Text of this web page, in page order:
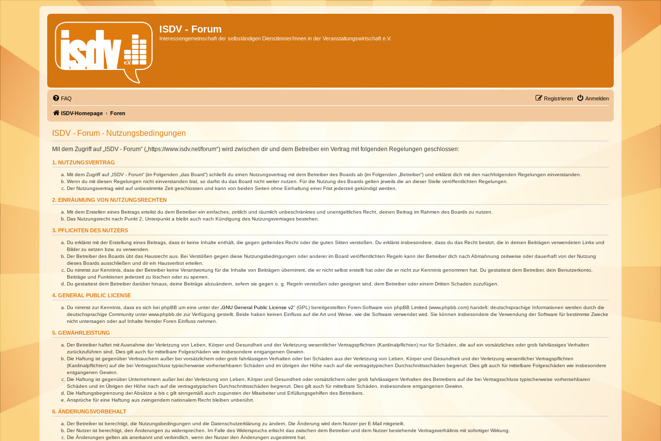
ISDV - Forum
Interessengemeinschaft der selbständigen Dienstleister/Innen in der Veranstaltungswirtschaft e.V.
FAQ Anmelden
Registrieren
ISDV-Homepage Foren
ISDV - Forum - Nutzungsbedingungen
Mit dem Zugriff auf „ISDV - Forum“ („https://www.isdv.net/forum“) wird zwischen dir und dem Betreiber ein Vertrag mit folgenden Regelungen geschlossen:
1. NUTZUNGSVERTRAG
Mit dem Zugriff auf „ISDV - Forum“ (im Folgenden „das Board“) schließt du einen Nutzungsvertrag mit dem Betreiber des Boards ab (im Folgenden „Betreiber“) und erklärst dich mit den nachfolgenden Regelungen einverstanden.
Wenn du mit diesen Regelungen nicht einverstanden bist, so darfst du das Board nicht weiter nutzen. Für die Nutzung des Boards gelten jeweils die an dieser Stelle veröffentlichten Regelungen.
Der Nutzungsvertrag wird auf unbestimmte Zeit geschlossen und kann von beiden Seiten ohne Einhaltung einer Frist jederzeit gekündigt werden.
2. EINRÄUMUNG VON NUTZUNGSRECHTEN
Mit dem Erstellen eines Beitrags erteilst du dem Betreiber ein einfaches, zeitlich und räumlich unbeschränktes und unentgeltliches Recht, deinen Beitrag im Rahmen des Boards zu nutzen.
Das Nutzungsrecht nach Punkt 2, Unterpunkt a bleibt auch nach Kündigung des Nutzungsvertrages bestehen.
3. PFLICHTEN DES NUTZERS
Du erklärst mit der Erstellung eines Beitrags, dass er keine Inhalte enthält, die gegen geltendes Recht oder die guten Sitten verstoßen. Du erklärst insbesondere, dass du das Recht besitzt, die in deinen Beiträgen verwendeten Links und
Bilder zu setzen bzw. zu verwenden.
Der Betreiber des Boards übt das Hausrecht aus. Bei Verstößen gegen diese Nutzungsbedingungen oder anderer im Board veröffentlichten Regeln kann der Betreiber dich nach Abmahnung zeitweise oder dauerhaft von der Nutzung
dieses Boards ausschließen und dir ein Hausverbot erteilen.
Du nimmst zur Kenntnis, dass der Betreiber keine Verantwortung für die Inhalte von Beiträgen übernimmt, die er nicht selbst erstellt hat oder die er nicht zur Kenntnis genommen hat. Du gestattest dem Betreiber, dein Benutzerkonto,
Beiträge und Funktionen jederzeit zu löschen oder zu sperren.
Du gestattest dem Betreiber darüber hinaus, deine Beiträge abzuändern, sofern sie gegen o. g. Regeln verstoßen oder geeignet sind, dem Betreiber oder einem Dritten Schaden zuzufügen.
4. GENERAL PUBLIC LICENSE
Du nimmst zur Kenntnis, dass es sich bei phpBB um eine unter der „ GNU General Public License v2“ (GPL) bereitgestellten Foren-Software von phpBB Limited (www.phpbb.com) handelt; deutschsprachige Informationen werden durch die
deutschsprachige Community unter www.phpbb.de zur Verfügung gestellt. Beide haben keinen Einfluss auf die Art und Weise, wie die Software verwendet wird. Sie können insbesondere die Verwendung der Software für bestimmte Zwecke
nicht untersagen oder auf Inhalte fremder Foren Einfluss nehmen.
5. GEWÄHRLEISTUNG
Der Betreiber haftet mit Ausnahme der Verletzung von Leben, Körper und Gesundheit und der Verletzung wesentlicher Vertragspflichten (Kardinalpflichten) nur für Schäden, die auf ein vorsätzliches oder grob fahrlässiges Verhalten
zurückzuführen sind. Dies gilt auch für mittelbare Folgeschäden wie insbesondere entgangenen Gewinn.
Die Haftung ist gegenüber Verbrauchern außer bei vorsätzlichem oder grob fahrlässigem Verhalten oder bei Schäden aus der Verletzung von Leben, Körper und Gesundheit und der Verletzung wesentlicher Vertragspflichten
(Kardinalpflichten) auf die bei Vertragsschluss typischerweise vorhersehbaren Schäden und im übrigen der Höhe nach auf die vertragstypischen Durchschnittsschäden begrenzt. Dies gilt auch für mittelbare Folgeschäden wie insbesondere
entgangenen Gewinn.
Die Haftung ist gegenüber Unternehmern außer bei der Verletzung von Leben, Körper und Gesundheit oder vorsätzlichem oder grob fahrlässigem Verhalten des Betreibers auf die bei Vertragsschluss typischerweise vorhersehbaren
Schäden und im Übrigen der Höhe nach auf die vertragstypischen Durchschnittsschäden begrenzt. Dies gilt auch für mittelbare Schäden, insbesondere entgangenen Gewinn.
Die Haftungsbegrenzung der Absätze a bis c gilt sinngemäß auch zugunsten der Mitarbeiter und Erfüllungsgehilfen des Betreibers.
Ansprüche für eine Haftung aus zwingendem nationalem Recht bleiben unberührt.
6. ÄNDERUNGSVORBEHALT
Der Betreiber ist berechtigt, die Nutzungsbedingungen und die Datenschutzerklärung zu ändern. Die Änderung wird dem Nutzer per E-Mail mitgeteilt.
Der Nutzer ist berechtigt, den Änderungen zu widersprechen. Im Falle des Widerspruchs erlischt das zwischen dem Betreiber und dem Nutzer bestehende Vertragsverhältnis mit sofortiger Wirkung.
Die Änderungen gelten als anerkannt und verbindlich, wenn der Nutzer den Änderungen zugestimmt hat.